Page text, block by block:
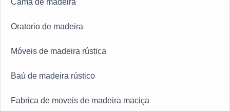
Cama de madeira
Oratorio de madeira
Móveis de madeira rústica
Baú de madeira rústico
Fabrica de moveis de madeira maciça